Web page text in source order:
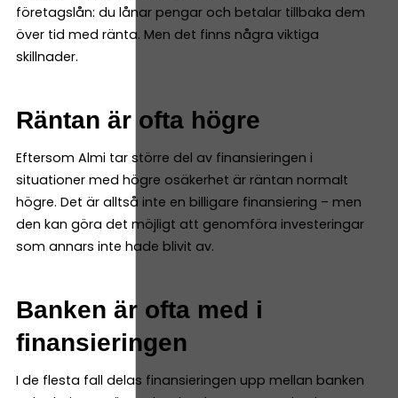
företagslån: du lånar pengar och betalar tillbaka dem
över tid med ränta. Men det finns några viktiga
skillnader.
Räntan är ofta högre
Eftersom Almi tar större del av finansieringen i
situationer med högre osäkerhet är räntan normalt
högre. Det är alltså inte en billigare finansiering – men
den kan göra det möjligt att genomföra investeringar
som annars inte hade blivit av.
Banken är ofta med i
finansieringen
I de flesta fall delas finansieringen upp mellan banken